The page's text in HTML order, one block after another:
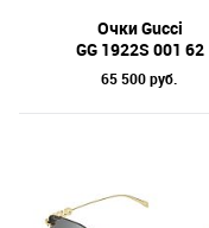
Очки Gucci
GG 1922S 001 62
65 500 руб.